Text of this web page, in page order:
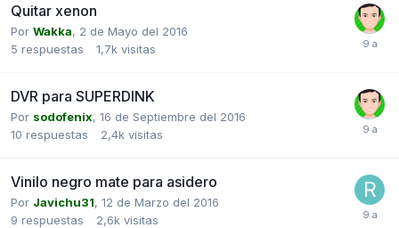
Quitar xenon
Por Wakka, 2 de Mayo del 2016
5 respuestas 1,7k visitas
DVR para SUPERDINK
Por sodofenix, 16 de Septiembre del 2016
10 respuestas 2,4k visitas
Vinilo negro mate para asidero
Por Javichu31, 12 de Marzo del 2016
9 respuestas 2,6k visitas